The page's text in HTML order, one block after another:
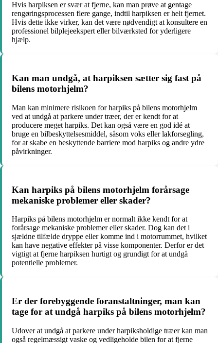
Hvis harpiksen er svær at fjerne, kan man prøve at gentage
rengøringsprocessen flere gange, indtil harpiksen er helt fjernet.
Hvis dette ikke virker, kan det være nødvendigt at konsultere en
professionel bilplejeekspert eller bilværksted for yderligere
hjælp.
Kan man undgå, at harpiksen sætter sig fast på
bilens motorhjelm?
Man kan minimere risikoen for harpiks på bilens motorhjelm
ved at undgå at parkere under træer, der er kendt for at
producere meget harpiks. Det kan også være en god idé at
bruge en bilbeskyttelsesmiddel, såsom voks eller lakforsegling,
for at skabe en beskyttende barriere mod harpiks og andre ydre
påvirkninger.
Kan harpiks på bilens motorhjelm forårsage
mekaniske problemer eller skader?
Harpiks på bilens motorhjelm er normalt ikke kendt for at
forårsage mekaniske problemer eller skader. Dog kan det i
sjældne tilfælde dryppe eller komme ind i motorrummet, hvilket
kan have negative effekter på visse komponenter. Derfor er det
vigtigt at fjerne harpiksen hurtigt og grundigt for at undgå
potentielle problemer.
Er der forebyggende foranstaltninger, man kan
tage for at undgå harpiks på bilens motorhjelm?
Udover at undgå at parkere under harpiksholdige træer kan man
også regelmæssigt vaske og vedligeholde bilen for at fjerne